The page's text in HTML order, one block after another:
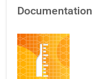
Documentation